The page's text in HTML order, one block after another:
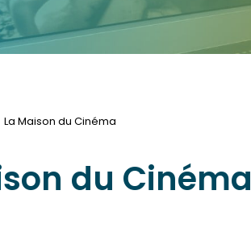
La Maison du Cinéma
du Cinéma